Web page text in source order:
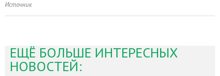
Источник
ЕЩЁ БОЛЬШЕ ИНТЕРЕСНЫХ
НОВОСТЕЙ: